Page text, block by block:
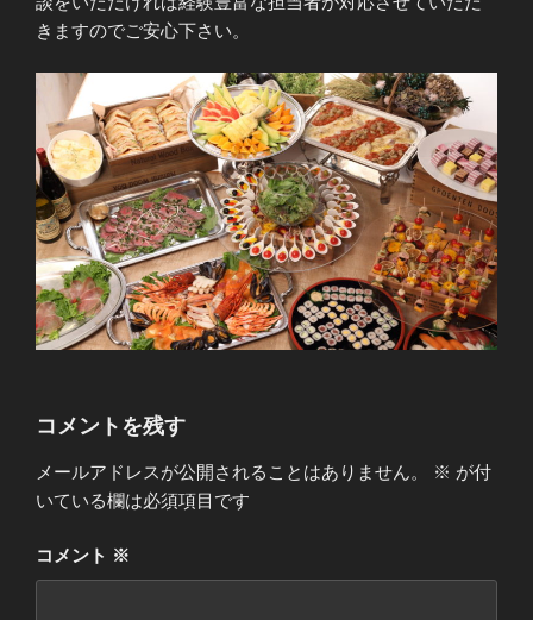
きますのでご安心下さい。
コメントを残す
メールアドレスが公開されることはありません。 ※ が付
いている欄は必須項目です
コメント ※